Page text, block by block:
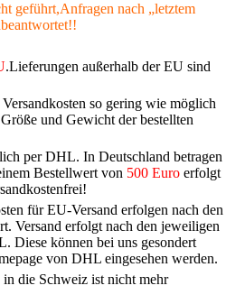
geführt,Anfragen nach „letztem
.Lieferungen außerhalb der EU sind
so gering wie möglich
und Gewicht der bestellten
per DHL. In Deutschland betragen
Bestellwert von 500 Euro erfolgt
für EU-Versand erfolgen nach den
Versand erfolgt nach den jeweiligen
Diese können bei uns gesondert
von DHL eingesehen werden.
die Schweiz ist nicht mehr